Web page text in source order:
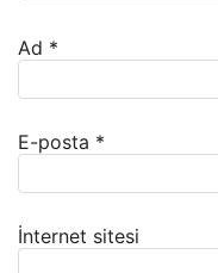
Ad *
E-posta *
İnternet sitesi